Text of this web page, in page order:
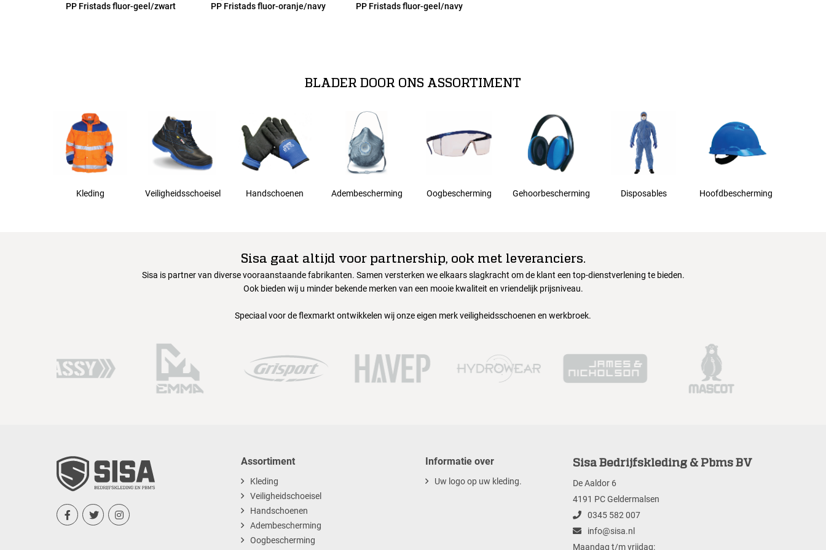
PP Fristads fluor-geel/zwart
PP Fristads fluor-oranje/navy
PP Fristads fluor-geel/navy
BLADER DOOR ONS ASSORTIMENT
Kleding Veiligheidsschoeisel Handschoenen Adembescherming Oogbescherming Gehoorbescherming Disposables Hoofdbescherming
Sisa gaat altijd voor partnership, ook met leveranciers.
Sisa is partner van diverse vooraanstaande fabrikanten. Samen versterken we elkaars slagkracht om de klant een top-dienstverlening te bieden.
Ook bieden wij u minder bekende merken van een mooie kwaliteit en vriendelijk prijsniveau.
Speciaal voor de flexmarkt ontwikkelen wij onze eigen merk veiligheidsschoenen en werkbroek.
  
Assortiment
Kleding
Veiligheidschoeisel
Handschoenen
Adembescherming
Oogbescherming
Informatie over
Uw logo op uw kleding.
Sisa Bedrijfskleding & Pbms BV
De Aaldor 6
4191 PC Geldermalsen
0345 582 007
info@sisa.nl
Maandag t/m vrijdag: